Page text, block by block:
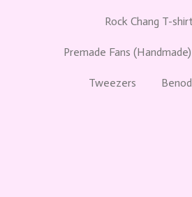
Rock Chang T-
Premade Fans (Handmade)
Tweezers